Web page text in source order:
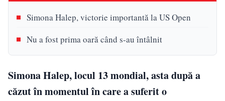
Simona Halep, victorie importantă la US Open
Nu a fost prima oară când s-au întâlnit
Simona Halep, locul 13 mondial, asta după a
căzut în momentul în care a suferit o